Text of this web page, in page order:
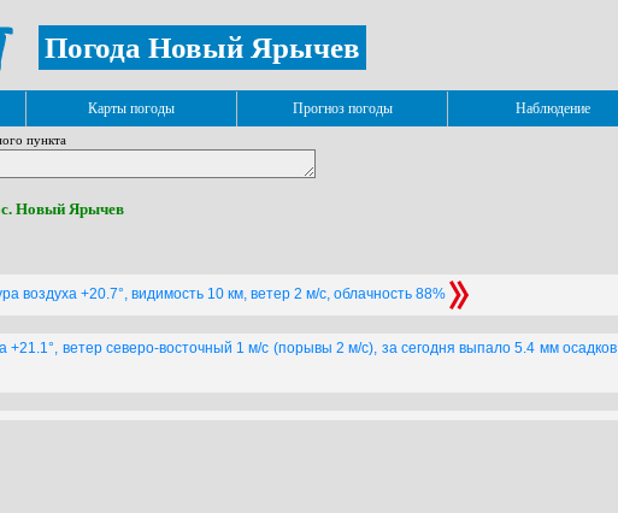
Погода Новый Ярычев
Карты погоды Прогноз погоды Наблюдение
пункта
Новый Ярычев
воздуха +20.7°, видимость 10 км, ветер 2 м/с, облачность 88%
+21.1°, ветер северо-восточный 1 м/с (порывы 2 м/с), за сегодня выпало 5.4 мм осадков